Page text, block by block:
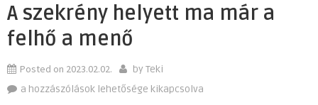
A szekrény helyett ma már a
felhő a menő
Posted on 2023.02.02. byTeki
A
a hozzászólások lehetősége kikapcsolva